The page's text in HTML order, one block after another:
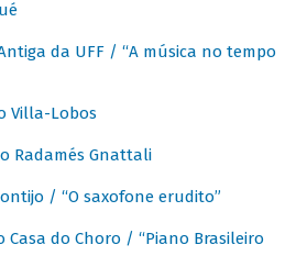
da UFF / “A música no tempo
Villa-Lobos
Radamés Gnattali
/ “O saxofone erudito”
do Choro / “Piano Brasileiro